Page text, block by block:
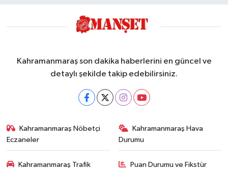
Kahramanmaraş son dakika haberlerini en güncel ve
detaylı şekilde takip edebilirsiniz.
Kahramanmaraş Nöbetçi
Eczaneler
Kahramanmaraş Hava
Durumu
Kahramanmaraş Trafik
Puan Durumu ve Fikstür